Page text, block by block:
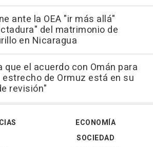
ante la OEA "ir más allá"
del matrimonio de
en Nicaragua
que el acuerdo con Omán para
de Ormuz está en su
revisión"
ECONOMÍA
SOCIEDAD